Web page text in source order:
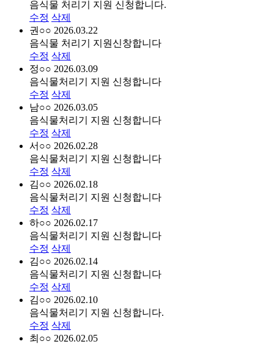
음식물 처리기 지원 신청합니다.
수정 삭제
권○○ 2026.03.22
음식물 처리기 지원신창합니다
수정 삭제
정○○ 2026.03.09
음식물처리기 지원 신청합니다
수정 삭제
남○○ 2026.03.05
음식물처리기 지원 신청합니다
수정 삭제
서○○ 2026.02.28
음식물처리기 지원 신청합니다
수정 삭제
김○○ 2026.02.18
음식물처리기 지원 신청합니다
수정 삭제
하○○ 2026.02.17
음식물처리기 지원 신청합니다
수정 삭제
김○○ 2026.02.14
음식물처리기 지원 신청합니다
수정 삭제
김○○ 2026.02.10
음식물처리기 지원 신청합니다.
수정 삭제
최○○ 2026.02.05